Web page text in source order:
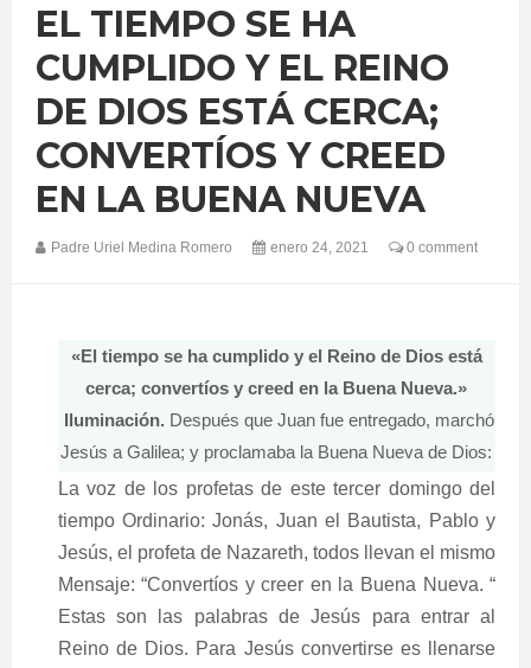
EL TIEMPO SE HA
CUMPLIDO Y EL REINO
DE DIOS ESTÁ CERCA;
CONVERTÍOS Y CREED
EN LA BUENA NUEVA
Padre Uriel Medina Romero enero 24, 2021 0 comment
«El tiempo se ha cumplido y el Reino de Dios está
cerca; convertíos y creed en la Buena Nueva.»
Iluminación. Después que Juan fue entregado, marchó
Jesús a Galilea; y proclamaba la Buena Nueva de Dios:
La voz de los profetas de este tercer domingo del
tiempo Ordinario: Jonás, Juan el Bautista, Pablo y
Jesús, el profeta de Nazareth, todos llevan el mismo
Mensaje: “Convertíos y creer en la Buena Nueva. “
Estas son las palabras de Jesús para entrar al
Reino de Dios. Para Jesús convertirse es llenarse